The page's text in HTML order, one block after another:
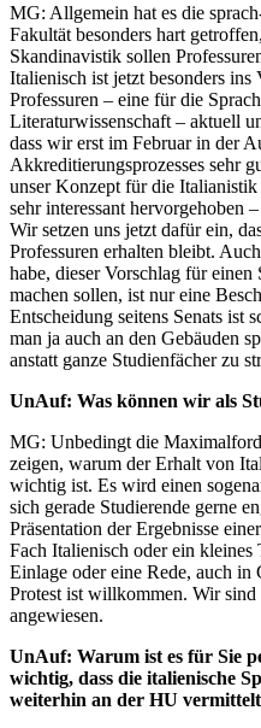
MG: Allgemein hat es die
Fakultät besonders hart
Skandinavistik sollen
Italienisch ist jetzt besonders ins
Professuren – eine für die
Literaturwissenschaft – aktuell
dass wir erst im Februar in der
Akkreditierungsprozesses sehr
unser Konzept für die
sehr interessant hervorgehoben
Wir setzen uns jetzt dafür ein,
Professuren erhalten bleibt.
habe, dieser Vorschlag für
machen sollen, ist nur eine
Entscheidung seitens Senats ist
man ja auch an den Gebäuden
anstatt ganze Studienfächer zu
UnAuf: Was können wir als
MG: Unbedingt die
zeigen, warum der Erhalt von
wichtig ist. Es wird einen
sich gerade Studierende gerne
Präsentation der Ergebnisse
Fach Italienisch oder ein kleines
Einlage oder eine Rede, auch
Protest ist willkommen. Wir sind
angewiesen.
UnAuf: Warum ist es für Sie
wichtig, dass die italienische
weiterhin an der HU